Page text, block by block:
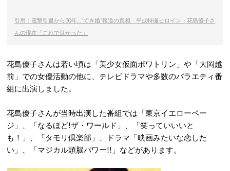
引用：電撃引退から30年…“でき婚”報道の真相 平成特撮ヒロイン・花島優子さ
んの現在「これで良かった」
花島優子さんは若い頃は「美少女仮面ポワトリン」や「大岡越
前」での女優活動の他に、テレビドラマや多数のバラエティ番
組に出演しました。
花島優子さんが当時出演した番組では「東京イエローペー
ジ」、「なるほど!ザ・ワールド」、「笑っていいいと
も！」、「タモリ倶楽部」、ドラマ「映画みたいな恋した
い」、「マジカル頭脳パワー!!」などがあります。